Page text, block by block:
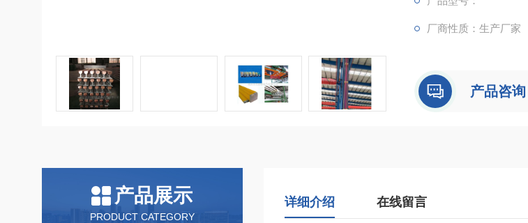
厂商性质：生产厂家
产品咨询
产品展示
PRODUCT CATEGORY
详细介绍 在线留言